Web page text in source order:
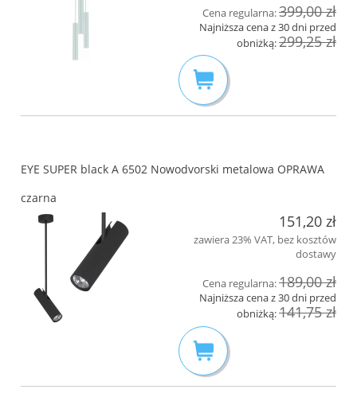
Cena regularna:399,00 zł
Najniższa cena z 30 dni przed
obniżką:299,25 zł
EYE SUPER black A 6502 Nowodvorski metalowa OPRAWA
czarna
151,20 zł
zawiera 23% VAT, bez kosztów
dostawy
Cena regularna:189,00 zł
Najniższa cena z 30 dni przed
obniżką:141,75 zł